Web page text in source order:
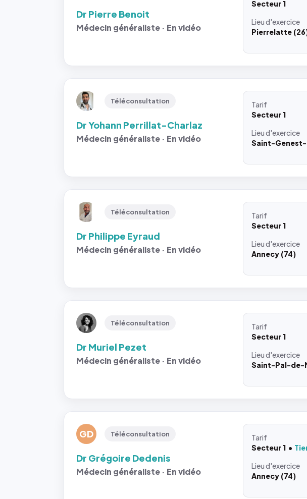
Dr Pierre Benoit
Médecin généraliste · En vidéo
Secteur 1
Lieud'exercice
Pierrelatte
Téléconsultation
Dr Yohann Perrillat-Charlaz
Médecin généraliste · En vidéo
Tarif
Secteur 1
Lieud'exercice
Saint-
Téléconsultation
Dr Philippe Eyraud
Médecin généraliste · En vidéo
Tarif
Secteur 1
Lieud'exercice
Annecy (74)
Téléconsultation
Dr Muriel Pezet
Médecin généraliste · En vidéo
Tarif
Secteur 1
Lieud'exercice
Saint-Pal-de-
GD Téléconsultation
Dr Grégoire Dedenis
Médecin généraliste · En vidéo
Tarif
Secteur 1
Lieud'exercice
Annecy (74)